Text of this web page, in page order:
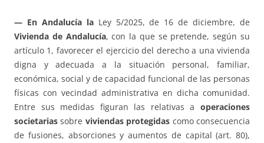
— En Andalucía la Ley 5/2025, de 16 de diciembre, de
Vivienda de Andalucía, con la que se pretende, según su
artículo 1, favorecer el ejercicio del derecho a una vivienda
digna y adecuada a la situación personal, familiar,
económica, social y de capacidad funcional de las personas
físicas con vecindad administrativa en dicha comunidad.
Entre sus medidas figuran las relativas a operaciones
societarias sobre viviendas protegidas como consecuencia
de fusiones, absorciones y aumentos de capital (art. 80),